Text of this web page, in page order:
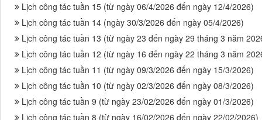
Lịch công tác tuần 15 (từ ngày 06/4/2026 đến ngày 12/4/2026)
Lịch công tác tuần 14 (ngày 30/3/2026 đến ngày 05/4/2026)
Lịch công tác tuần 13 (từ ngày 23 đến ngày 29 tháng 3 năm
Lịch công tác tuần 12 (từ ngày 16 đến ngày 22 tháng 3 năm
Lịch công tác tuần 11 (từ ngày 09/3/2026 đến ngày 15/3/2026)
Lịch công tác tuần 10 (từ ngày 02/3/2026 đến ngày 08/3/2026)
Lịch công tác tuần 9 (từ ngày 23/02/2026 đến ngày 01/3/2026)
Lịch công tác tuần 8 (từ ngày 16/02/2026 đến ngày 22/02/2026)